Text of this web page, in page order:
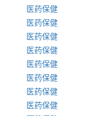
医药保健
医药保健
医药保健
医药保健
医药保健
医药保健
医药保健
医药保健